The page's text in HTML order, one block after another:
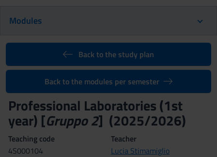
Modules
Back to the study plan
Back to the modules per semester
Professional Laboratories (1st
year) [Gruppo 2] (2025/2026)
Teaching code
4S000104
Teacher
Lucia Stimamiglio